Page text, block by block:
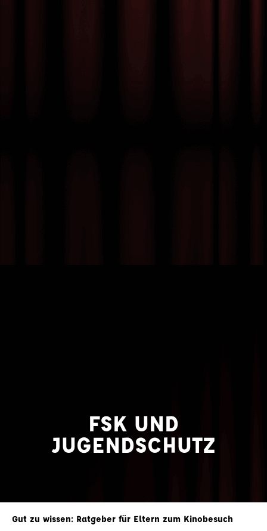
FSK UND
JUGENDSCHUTZ
Gut zu wissen: Ratgeber für Eltern zum Kinobesuch